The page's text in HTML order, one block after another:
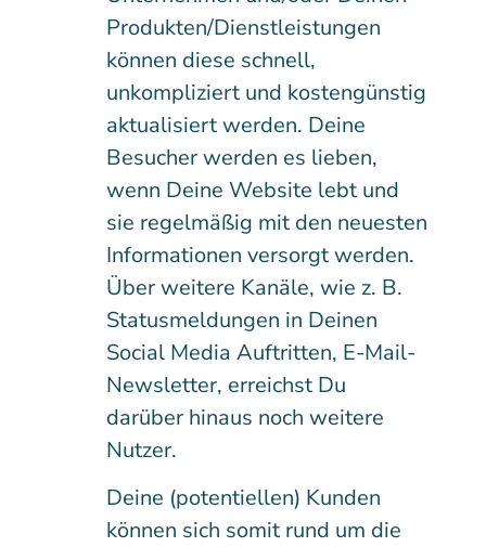
Produkten/Dienstleistungen
können diese schnell,
unkompliziert und kostengünstig
aktualisiert werden. Deine
Besucher werden es lieben,
wenn Deine Website lebt und
sie regelmäßig mit den neuesten
Informationen versorgt werden.
Über weitere Kanäle, wie z. B.
Statusmeldungen in Deinen
Social Media Auftritten, E-Mail-
Newsletter, erreichst Du
darüber hinaus noch weitere
Nutzer.
Deine (potentiellen) Kunden
können sich somit rund um die